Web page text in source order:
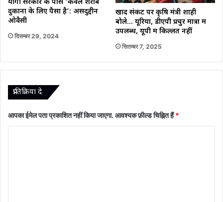
योगी सरकार के पास ‘केवल शराब
दुकानों के लिए पैसा है’: असदुद्दीन
ओवैसी
दिसम्बर 29, 2024
खाद संकट पर कृषि मंत्री शाही
बोले… यूरिया, डीएपी प्रचुर मात्रा में
उपलब्ध, यूपी में किल्लत नहीं
सितम्बर 7, 2025
प्रातिक्रिया दे
आपका ईमेल पता प्रकाशित नहीं किया जाएगा. आवश्यक फ़ील्ड चिह्नित हैं*